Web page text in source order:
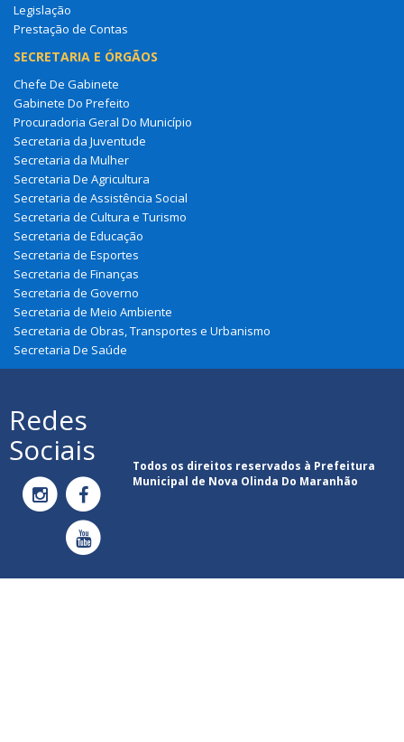
Legislação
Prestação de Contas
SECRETARIA E ÓRGÃOS
Chefe De Gabinete
Gabinete Do Prefeito
Procuradoria Geral Do Município
Secretaria da Juventude
Secretaria da Mulher
Secretaria De Agricultura
Secretaria de Assistência Social
Secretaria de Cultura e Turismo
Secretaria de Educação
Secretaria de Esportes
Secretaria de Finanças
Secretaria de Governo
Secretaria de Meio Ambiente
Secretaria de Obras, Transportes e Urbanismo
Secretaria De Saúde
Redes
Sociais
Todos os direitos reservados à Prefeitura
Municipal de Nova Olinda Do Maranhão